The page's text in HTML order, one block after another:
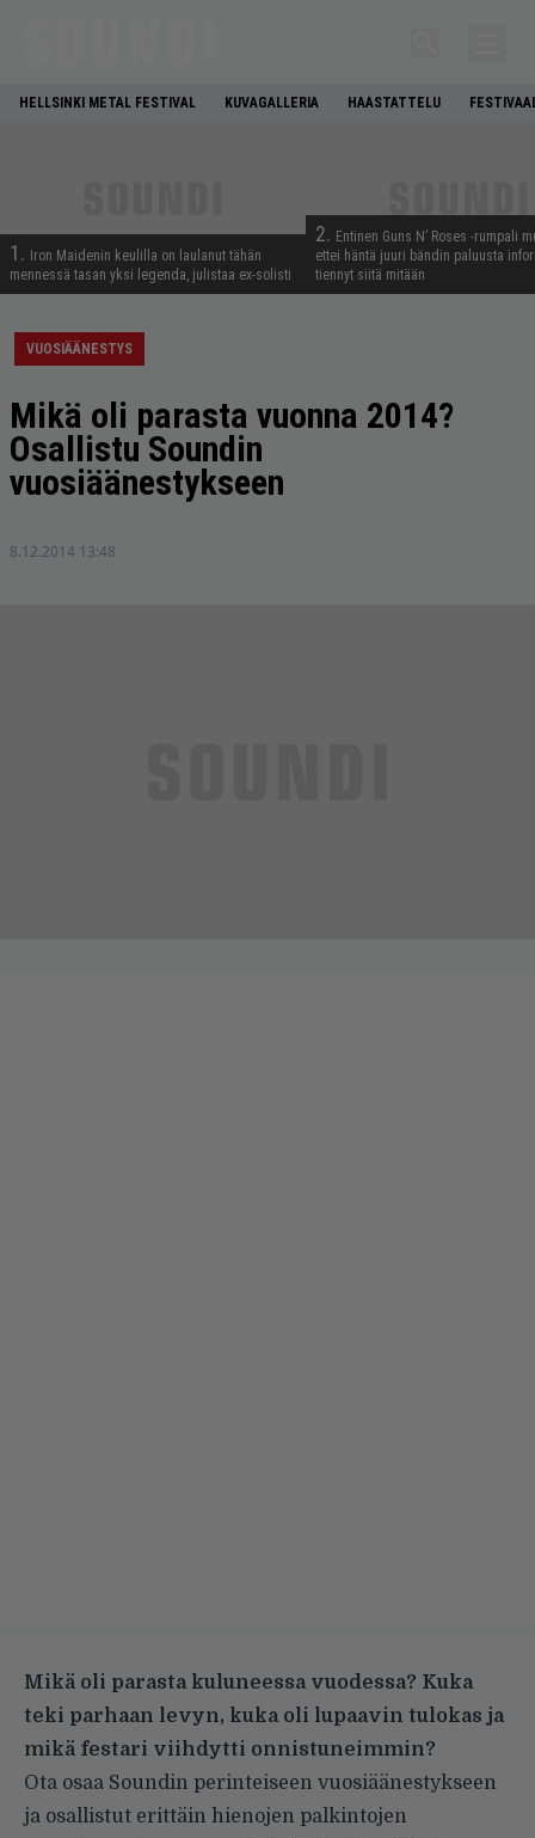
HELLSINKI METAL FESTIVAL KUVAGALLERIA HAASTATTELU
1.
Iron Maidenin keulilla on laulanut tähän
mennessä tasan yksi legenda, julistaa ex-solisti
2. Entinen Guns N’ Roses -rumpali
ettei häntä juuri bändin paluusta
tiennyt siitä mitään
VUOSIÄÄNESTYS
Mikä oli parasta vuonna 2014?
Osallistu Soundin
vuosiäänestykseen
8.12.2014 13:48
Mikä oli parasta kuluneessa vuodessa? Kuka
teki parhaan levyn, kuka oli lupaavin tulokas ja
mikä festari viihdytti onnistuneimmin?
Ota osaa Soundin perinteiseen vuosiäänestykseen
ja osallistut erittäin hienojen palkintojen